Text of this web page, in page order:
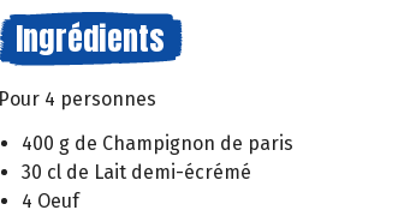
Ingrédients
Pour 4 personnes
400 g de Champignon de paris
30 cl de Lait demi-écrémé
4 Oeuf